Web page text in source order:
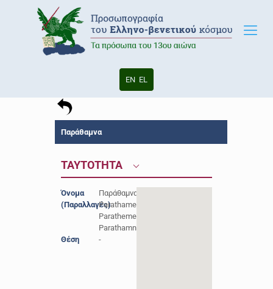
EN EL
Παράθαμνα
ΤΑΥΤΟΤΗΤΑ
Όνομα
(Παραλλαγές)
Παράθαμνα,
Parathamena,
Parathemena,
Parathamnea
Θέση
-